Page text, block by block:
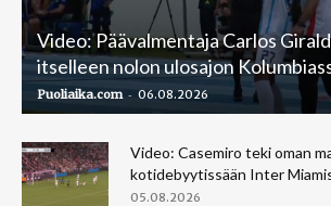
Video: Päävalmentaja Carlos
itselleen nolon ulosajon
Puoliaika.com - 06.08.2026
Video: Casemiro teki oman
kotidebyytissään Inter
05.08.2026